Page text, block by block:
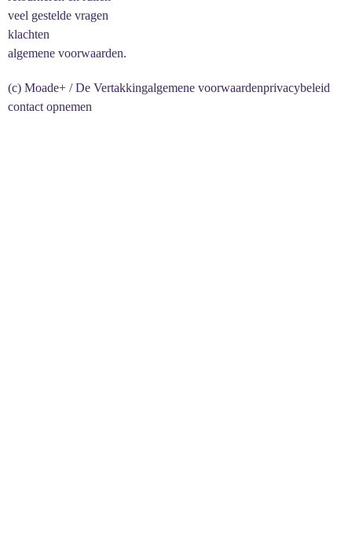
veel gestelde vragen
klachten
algemene voorwaarden.
(c) Moade+ / De Vertakkingalgemene voorwaardenprivacybeleid
contact opnemen